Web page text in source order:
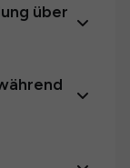
über